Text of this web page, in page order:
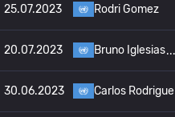
25.07.2023 Rodri Gomez
20.07.2023 Bruno Iglesias
30.06.2023 Carlos Rodrigue